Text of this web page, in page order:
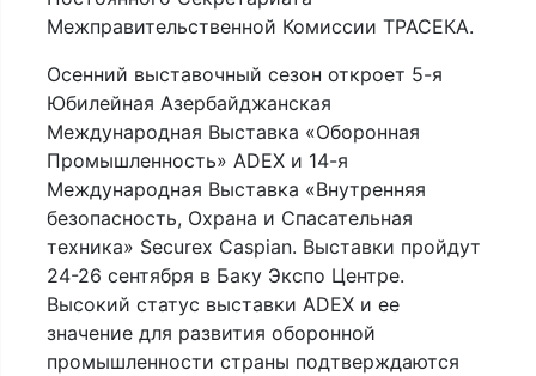
Межправительственной Комиссии ТРАСЕКА.
Осенний выставочный сезон откроет 5-я
Юбилейная Азербайджанская
Международная Выставка «Оборонная
Промышленность» ADEX и 14-я
Международная Выставка «Внутренняя
безопасность, Охрана и Спасательная
техника» Securex Caspian. Выставки пройдут
24-26 сентября в Баку Экспо Центре.
Высокий статус выставки ADEX и ее
значение для развития оборонной
промышленности страны подтверждаются